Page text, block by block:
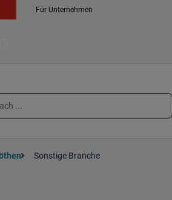
Für Unternehmen
Sonstige Branche